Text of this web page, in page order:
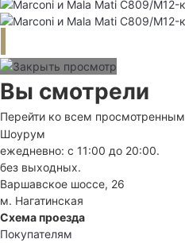
Вы смотрели
Перейти ко всем просмотренным
Шоурум
ежедневно: с 11:00 до 20:00.
без выходных.
Варшавское шоссе, 26
м. Нагатинская
Схема проезда
Покупателям